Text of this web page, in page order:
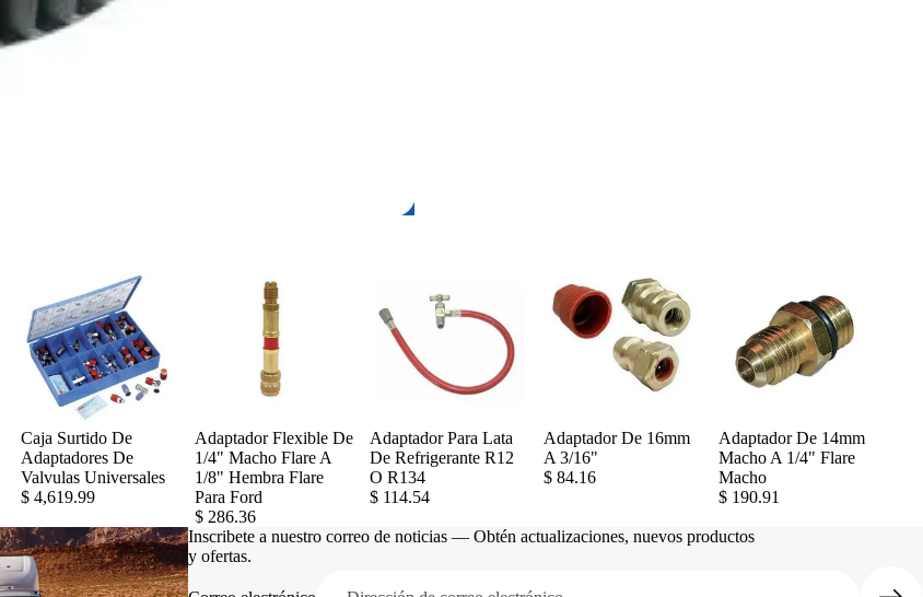
Caja Surtido De
Adaptadores De
Valvulas Universales
$ 4,619.99
Adaptador Flexible De
1/4" Macho Flare A
1/8" Hembra Flare
Para Ford
$ 286.36
Adaptador Para Lata
De Refrigerante R12
O R134
$ 114.54
Adaptador De 16mm
A 3/16"
$ 84.16
Adaptador De 14mm
Macho A 1/4" Flare
Macho
$ 190.91
Inscribete a nuestro correo de noticias — Obtén actualizaciones, nuevos productos
y ofertas.